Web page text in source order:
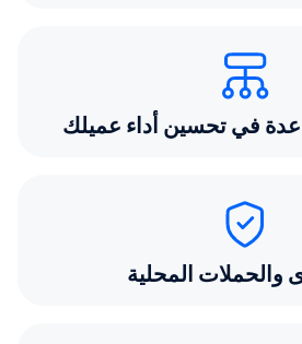
في تحسين أداء عميلك
والحملات المحلية